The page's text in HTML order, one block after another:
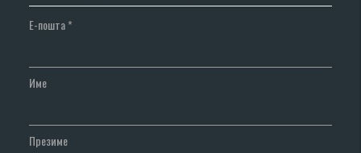
Е-пошта*
Име
Презиме